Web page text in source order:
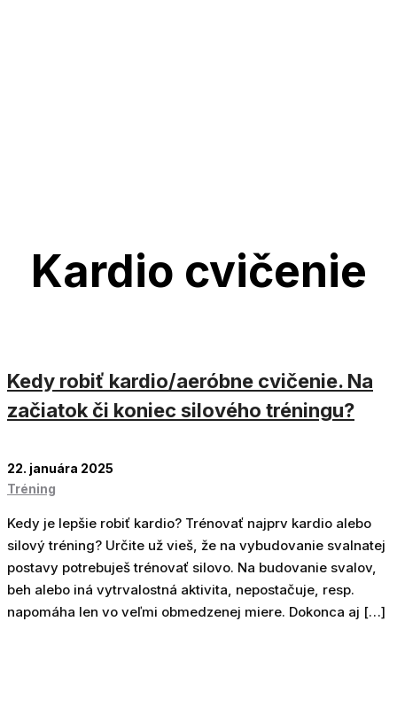
Kardio cvičenie
22
JAN
Kedy robiť kardio/aeróbne cvičenie. Na
začiatok či koniec silového tréningu?
22. januára 2025
Tréning
Kedy je lepšie robiť kardio? Trénovať najprv kardio alebo
silový tréning? Určite už vieš, že na vybudovanie svalnatej
postavy potrebuješ trénovať silovo. Na budovanie svalov,
beh alebo iná vytrvalostná aktivita, nepostačuje, resp.
napomáha len vo veľmi obmedzenej miere. Dokonca aj […]